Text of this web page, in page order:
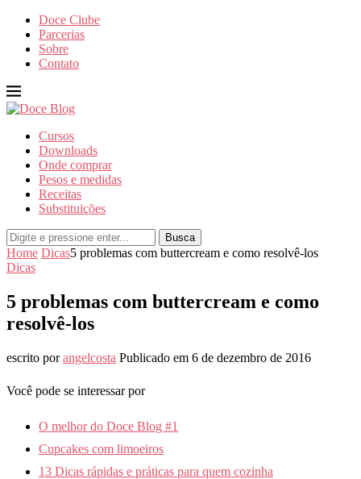
Doce Clube
Parcerias
Sobre
Contato
Cursos
Downloads
Onde comprar
Pesos e medidas
Receitas
Substituições
Busca
Home Dicas5 problemas com buttercream e como resolvê-los
Dicas
5 problemas com buttercream e como
resolvê-los
escrito porangelcosta Publicado em 6 de dezembro de 2016
Você pode se interessar por
O melhor do Doce Blog #1
Cupcakes com limoeiros
13 Dicas rápidas e práticas para quem cozinha